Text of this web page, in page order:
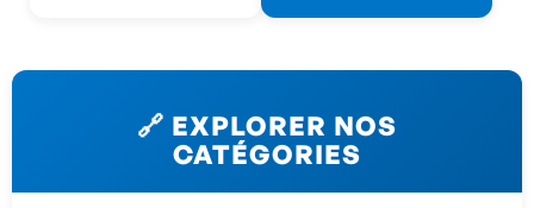
🔗 EXPLORER NOS
CATÉGORIES